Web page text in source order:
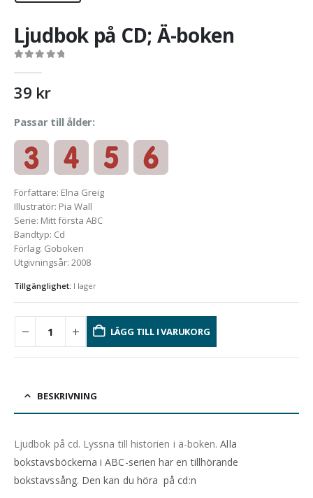
Ljudbok på CD; Ä-boken
39 kr
Passar till ålder:
Författare: Elna Greig
Illustratör: Pia Wall
Serie: Mitt första ABC
Bandtyp: Cd
Förlag: Goboken
Utgivningsår: 2008
Tillgänglighet: I lager
LÄGG TILL I VARUKORG
BESKRIVNING
Ljudbok på cd. Lyssna till historien i ä-boken.Alla
bokstavsböckerna i ABC-serien har en tillhörande
bokstavssång. Den kan du höra på cd:n